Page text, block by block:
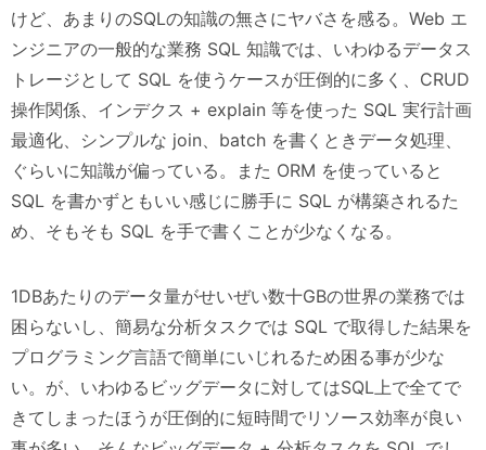
けど、あまりのSQLの知識の無さにヤバさを感る。Web エ
ンジニアの一般的な業務 SQL 知識では、いわゆるデータス
トレージとして SQL を使うケースが圧倒的に多く、CRUD
操作関係、インデクス + explain 等を使った SQL 実行計画
最適化、シンプルな join、batch を書くときデータ処理、
ぐらいに知識が偏っている。また ORM を使っていると
SQL を書かずともいい感じに勝手に SQL が構築されるた
め、そもそも SQL を手で書くことが少なくなる。
1DBあたりのデータ量がせいぜい数十GBの世界の業務では
困らないし、簡易な分析タスクでは SQL で取得した結果を
プログラミング言語で簡単にいじれるため困る事が少な
い。が、いわゆるビッグデータに対してはSQL上で全てで
きてしまったほうが圧倒的に短時間でリソース効率が良い